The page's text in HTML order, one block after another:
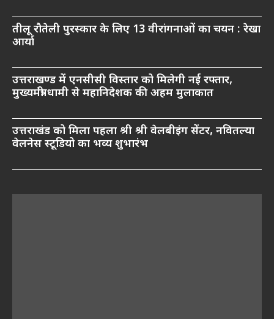
तीलू रौतेली पुरस्कार के लिए 13 वीरांगनाओं का चयन : रेखा
आर्या
उत्तराखण्ड में एनसीसी विस्तार को मिलेगी नई रफ्तार,
मुख्यमंत्री धामी से महानिदेशक की अहम मुलाकात
उत्तराखंड को मिला पहला श्री श्री वेलबीइंग सेंटर, नवितल्या
वेलनेस स्टूडियो का भव्य शुभारंभ